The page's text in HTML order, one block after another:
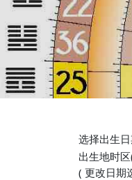
选择出生
出生地时区
( 更改日期